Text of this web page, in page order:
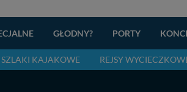
GŁODNY? PORTY
SZLAKI KAJAKOWE REJSY